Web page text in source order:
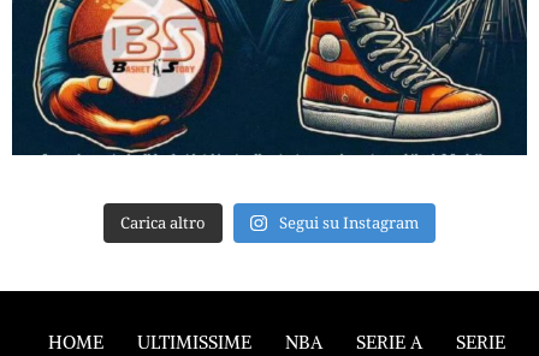
Carica altro Segui su Instagram
HOME ULTIMISSIME NBA SERIE A
SERIE